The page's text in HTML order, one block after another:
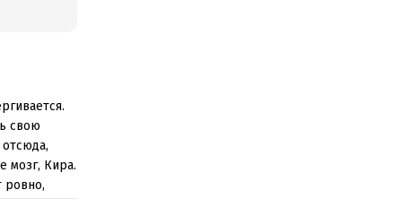
свою
мозг, Кира.
ровно,